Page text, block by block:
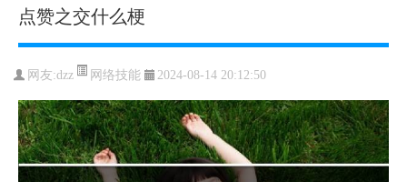
点赞之交什么梗
网友:dzz 网络技能 2024-08-14 20:12:50